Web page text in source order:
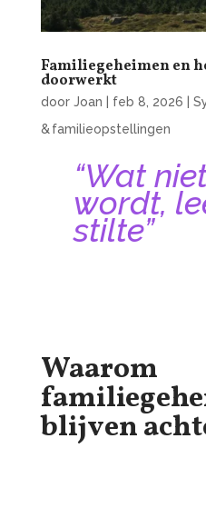
Familiegeheimen en
doorwerkt
door Joan feb 8, 2026
& familieopstellingen
“Wat
wordt,
stilte”
Waarom
blijven